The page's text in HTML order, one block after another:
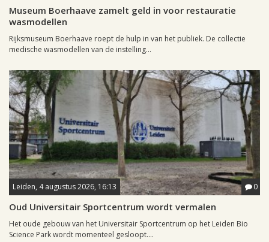
Museum Boerhaave zamelt geld in voor restauratie
wasmodellen
Rijksmuseum Boerhaave roept de hulp in van het publiek. De collectie
medische wasmodellen van de instelling...
Leiden, 4 augustus 2026, 16:13 0
Oud Universitair Sportcentrum wordt vermalen
Het oude gebouw van het Universitair Sportcentrum op het Leiden Bio
Science Park wordt momenteel gesloopt....